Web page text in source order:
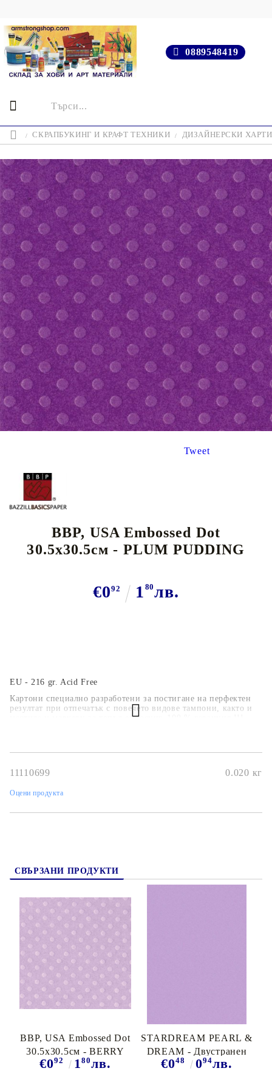
0889548419
СКРАПБУКИНГ И КРАФТ ТЕХНИКИ ДИЗАЙНЕРСКИ
Tweet
BBP, USA Embossed Dot
30.5x30.5см - PLUM PUDDING
€092 1 80лв.
EU - 216 gr. Acid Free
Картони специално разработени за постигане на перфектен
резултат при отпечатък с повечето видове тампони, както и
мастила и маркери за топъл ембосинг. 100 % гаранция !!!
11110699 0.020 кг
Оцени продукта
СВЪРЗАНИ ПРОДУКТИ
BBP, USA Embossed Dot
30.5x30.5см - BERRY
PRETTY
€092 180лв.
STARDREAM PEARL &
DREAM - Двустранен
перла-металик картон
€048 094лв.